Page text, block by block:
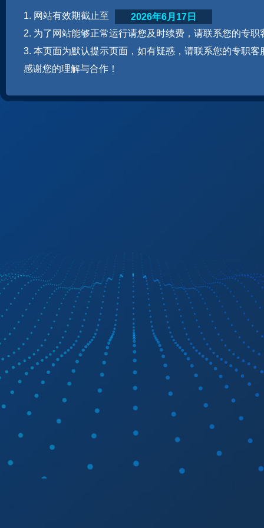
1. 网站有效期截止至
2. 为了网站能够正常运行请您及时续费，请联系您的专职
3. 本页面为默认提示页面，如有疑惑，请联系您的专职客
感谢您的理解与合作！
2026年6月17日